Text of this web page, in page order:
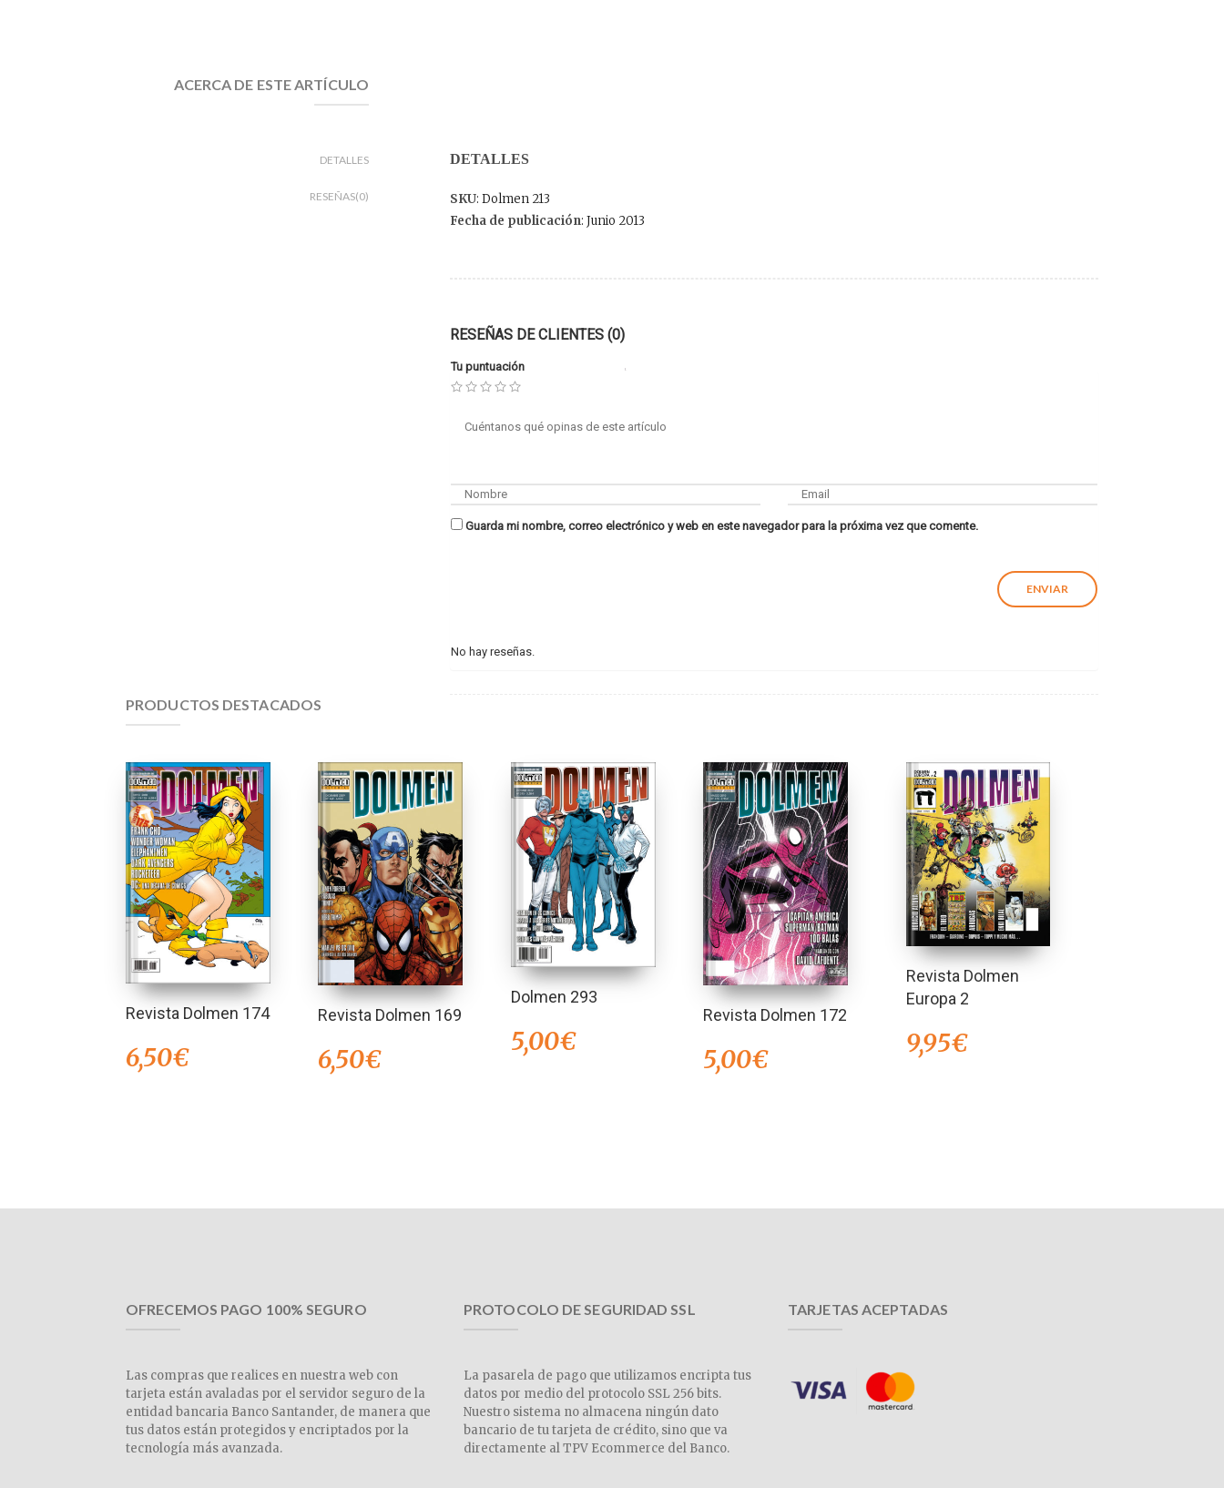
ACERCA DE ESTE ARTÍCULO
DETALLES
RESEÑAS(0)
DETALLES
SKU: Dolmen 213
Fecha de publicación: Junio 2013
RESEÑAS DE CLIENTES (0)
Tu puntuación
Guarda mi nombre, correo electrónico y web en este navegador para la próxima vez que comente.
No hay reseñas.
PRODUCTOS DESTACADOS
Revista Dolmen 174
6,50€
Revista Dolmen 169
6,50€
Dolmen 293
5,00€
Revista Dolmen 172
5,00€
Revista Dolmen
Europa 2
9,95€
OFRECEMOS PAGO 100% SEGURO
Las compras que realices en nuestra web con
tarjeta están avaladas por el servidor seguro de la
entidad bancaria Banco Santander, de manera que
tus datos están protegidos y encriptados por la
tecnología más avanzada.
PROTOCOLO DE SEGURIDAD SSL
La pasarela de pago que utilizamos encripta tus
datos por medio del protocolo SSL 256 bits.
Nuestro sistema no almacena ningún dato
bancario de tu tarjeta de crédito, sino que va
directamente al TPV Ecommerce del Banco.
TARJETAS ACEPTADAS